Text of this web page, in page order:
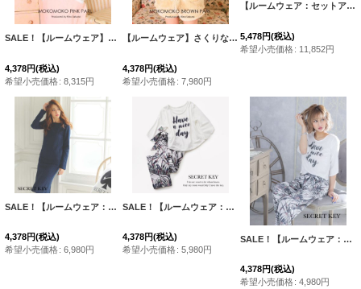
SALE！【ルームウェア】さくりなちゃんプロデュース★もこもこピンクパール[HC02]
4,378円(税込)
希望小売価格: 8,315円
【ルームウェア】さくりな×SECRET KEY もこもこブラウンパール[HC02]
4,378円(税込)
希望小売価格: 7,980円
【ルームウェア：セットアップ】SALEサイドライン×フラワーパーカー/ジャージ/スウェット/部屋着/パジャマ/ロングスカート / セットアップルームウェア[HC02]
5,478円(税込)
希望小売価格: 11,852円
SALE！【ルームウェア：セットアップ】SALEヘリンボーンキルティングセットアップ（ロングスカート）・3サイズ[HC02]
4,378円(税込)
希望小売価格: 6,980円
SALE！【ルームウェア：セットアップ】ボタニカルセットアップ ”ファッション雑誌SHeコラボ” [HC02]
4,378円(税込)
希望小売価格: 5,980円
SALE！【ルームウェア：セットアップ】ボタニカルセットアップ ”ファッション雑誌SHeコラボ” [HC02]
4,378円(税込)
希望小売価格: 4,980円